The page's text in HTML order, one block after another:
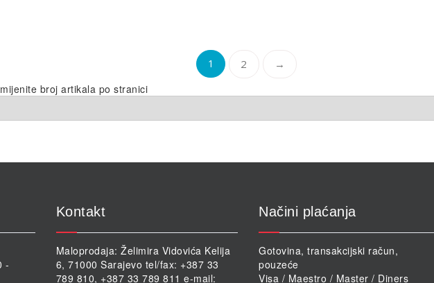
1 2
→
broj artikala po stranici
-
Kontakt
Maloprodaja: Želimira Vidovića Kelija
6, 71000 Sarajevo tel/fax: +387 33
789 810, +387 33 789 811 e-mail:
Načini plaćanja
Gotovina, transakcijski račun,
pouzeće
Visa / Maestro / Master / Diners